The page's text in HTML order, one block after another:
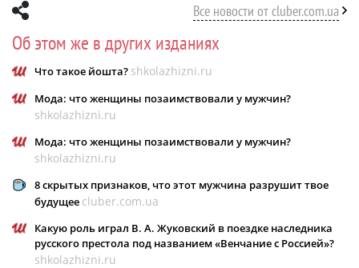
Все новости от cluber.com.ua
Об этом же в других изданиях
Что такое йошта? shkolazhizni.ru
Мода: что женщины позаимствовали у мужчин?
shkolazhizni.ru
Мода: что женщины позаимствовали у мужчин?
shkolazhizni.ru
8 скрытых признаков, что этот мужчина разрушит твое
будущее cluber.com.ua
Какую роль играл В. А. Жуковский в поездке наследника
русского престола под названием «Венчание с Россией»?
shkolazhizni.ru